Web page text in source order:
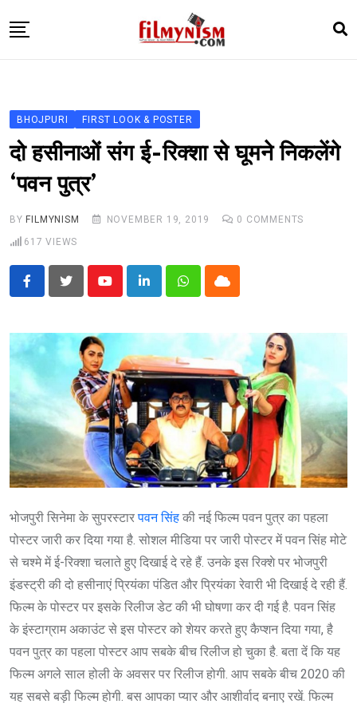
to
TELEVISION
BHOJPURI
NEWS ABTAK
STARRY SIDES
BHOJPURI FIRST LOOK & POSTER
दो हसीनाओं संग ई-रिक्शा से घूमने निकलेंगे
‘पवन पुत्र’
BY FILMYNISM NOVEMBER 19, 2019 0 COMMENTS
617 VIEWS
YoutubeLinkedInWhatsappCloud
भोजपुरी सिनेमा के सुपरस्टारपवन सिंह की नई फिल्म पवन पुत्र का पहला
पोस्टर जारी कर दिया गया है. सोशल मीडिया पर जारी पोस्टर में पवन सिंह मोटे
से चश्मे में ई-रिक्शा चलाते हुए दिखाई दे रहे हैं. उनके इस रिक्शे पर भोजपुरी
इंडस्ट्री की दो हसीनाएं प्रियंका पंडित और प्रियंका रेवारी भी दिखाई दे रही हैं.
फिल्म के पोस्टर पर इसके रिलीज डेट की भी घोषणा कर दी गई है. पवन सिंह
के इंस्टाग्राम अकाउंट से इस पोस्टर को शेयर करते हुए कैप्शन दिया गया, है
पवन पुत्र का पहला पोस्टर आप सबके बीच रिलीज हो चुका है. बता दें कि यह
फिल्म अगले साल होली के अवसर पर रिलीज होगी. आप सबके बीच 2020 की
यह सबसे बड़ी फिल्म होगी. बस आपका प्यार और आशीर्वाद बनाए रखें. फिल्म